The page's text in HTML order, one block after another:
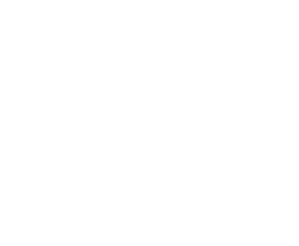
una rete globale per
necessaria per indirizzare un bonifico
SWIFT per filiali diverse. In altri casi, le
le ultime cifre. Se il codice termina
la banca ricevente deve segnalare che non
la tua banca e chiedi di annullare la